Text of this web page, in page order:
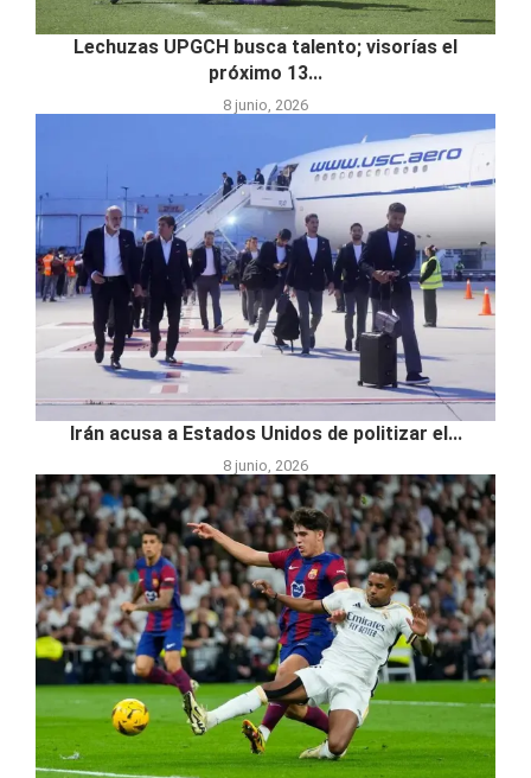
Lechuzas UPGCH busca talento; visorías el
próximo 13...
8 junio, 2026
Irán acusa a Estados Unidos de politizar el...
8 junio, 2026